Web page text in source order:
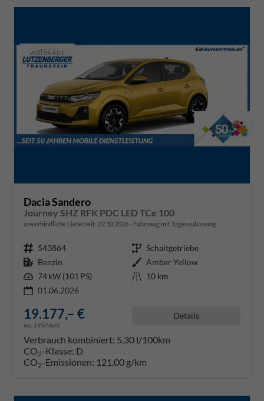
Dacia Sandero
Journey SHZ RFK PDC LED TCe 100
unverbindliche Lieferzeit: 22.10.2026 Fahrzeug mit Tageszulassung
Fahrzeugnr. 543864 Getriebe Schaltgetriebe
Kraftstoff Benzin Außenfarbe Amber Yellow
Leistung 74 kW (101 PS) Kilometerstand 10 km
01.06.2026
19.177,– €
incl. 19% MwSt.
Details
Verbrauch kombiniert: 5,30 l/100km
CO2-Klasse: D
CO2-Emissionen: 121,00 g/km